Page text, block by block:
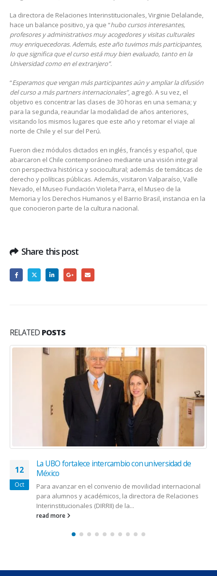
La directora de Relaciones Interinstitucionales, Virginie Delalande,
hace un balance positivo, ya que “hubo cursos interesantes,
profesores y administrativos muy acogedores y visitas culturales
muy enriquecedoras. Además, este año tuvimos más participantes,
lo que significa que el curso está muy bien evaluado, tanto en la
Universidad como en el extranjero”.
“Esperamos que vengan más participantes aún y ampliar la difusión
del curso a más partners internacionales”, agregó. A su vez, el
objetivo es concentrar las clases de 30 horas en una semana; y
para la segunda, reaundar la modalidad de años anteriores,
visitando los mismos lugares que este año y retomar el viaje al
norte de Chile y el sur del Perú.
Fueron diez módulos dictados en inglés, francés y español, que
abarcaron el Chile contemporáneo mediante una visión integral
con perspectiva histórica y sociocultural; además de temáticas de
derecho y políticas públicas. Además, visitaron Valparaíso, Valle
Nevado, el Museo Fundación Violeta Parra, el Museo de la
Memoria y los Derechos Humanos y el Barrio Brasil, instancia en la
que conocieron parte de la cultura nacional.
Share this post
RELATED POSTS
12
Oct
La UBO fortalece intercambio con universidad de
México
Para avanzar en el convenio de movilidad internacional
para alumnos y académicos, la directora de Relaciones
Interinstitucionales (DIRRII) de la...
read more